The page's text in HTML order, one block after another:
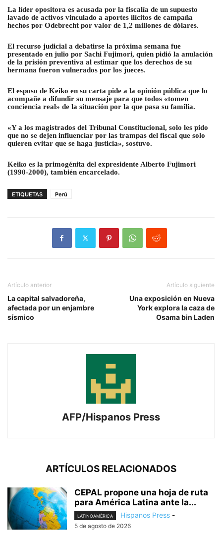
La líder opositora es acusada por la fiscalía de un supuesto
lavado de activos vinculado a aportes ilícitos de campaña
hechos por Odebrecht por valor de 1,2 millones de dólares.
El recurso judicial a debatirse la próxima semana fue
presentado en julio por Sachi Fujimori, quien pidió la anulación
de la prisión preventiva al estimar que los derechos de su
hermana fueron vulnerados por los jueces.
El esposo de Keiko en su carta pide a la opinión pública que lo
acompañe a difundir su mensaje para que todos «tomen
conciencia real» de la situación por la que pasa su familia.
«Y a los magistrados del Tribunal Constitucional, solo les pido
que no se dejen influenciar por las trampas del fiscal que solo
quieren evitar que se haga justicia», sostuvo.
Keiko es la primogénita del expresidente Alberto Fujimori
(1990-2000), también encarcelado.
ETIQUETAS Perú
Artículo anterior
La capital salvadoreña,
afectada por un enjambre
sísmico
Artículo siguiente
Una exposición en Nueva
York explora la caza de
Osama bin Laden
AFP/Hispanos Press
ARTÍCULOS RELACIONADOS
CEPAL propone una hoja de ruta
para América Latina ante la...
LATINOAMÉRICA Hispanos Press -
5 de agosto de 2026